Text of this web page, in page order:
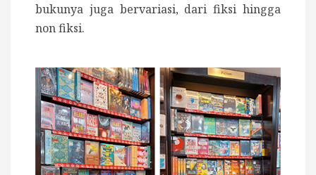
bukunya juga bervariasi, dari fiksi hingga
non fiksi.